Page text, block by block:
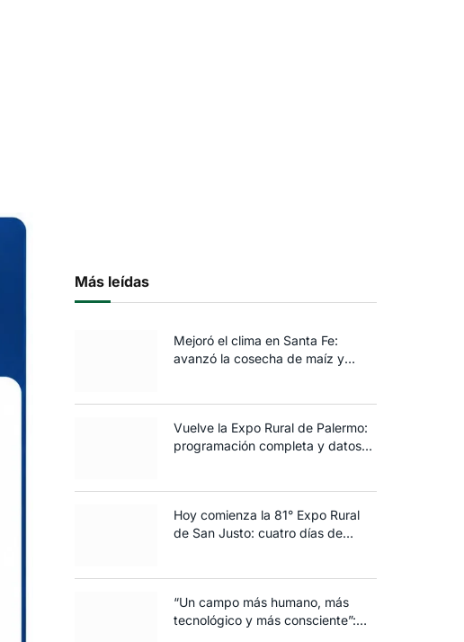
Más leídas
Mejoró el clima en Santa Fe:
avanzó la cosecha de maíz y
Vuelve la Expo Rural de Palermo:
programación completa y datos
Hoy comienza la 81° Expo Rural
de San Justo: cuatro días de
“Un campo más humano, más
tecnológico y más consciente”: